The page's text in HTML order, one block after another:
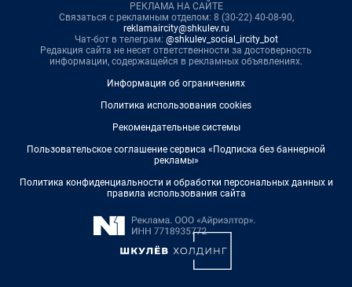
РЕКЛАМА НА САЙТЕ
Связаться с рекламным отделом: 8 (30-22) 40-08-90,
reklamaircity@shkulev.ru
Чат-бот в телеграм: @shkulev_social_ircity_bot
Редакция сайта не несет ответственности за достоверность
информации, содержащейся в рекламных объявлениях.
Информация об ограничениях
Политика использования cookies
Рекомендательные системы
Пользовательское соглашение сервиса «Подписка без баннерной
рекламы»
Политика конфиденциальности и обработки персональных данных и
правила использования сайта